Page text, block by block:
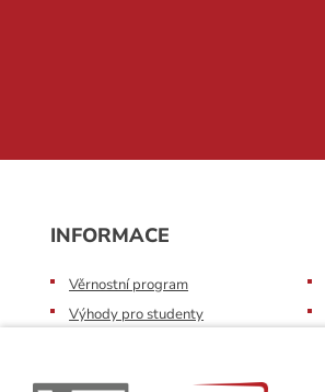
INFORMACE
Věrnostní program
Výhody pro studenty